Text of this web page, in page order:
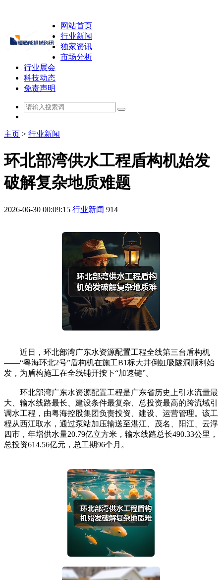
网站首页
行业新闻
独家资讯
市场分析
行业展会
科技动态
免责声明
主页 > 行业新闻
环北部湾供水工程盾构机始发
破解复杂地质难题
2026-06-30 00:09:15 行业新闻 914
近日，环北部湾广东水资源配置工程全线第三台盾构机
——“粤海环北2号”盾构机在施工B1标大井倒虹吸隧洞顺利始
发，为盾构施工在全线铺开按下“加速键”。
环北部湾广东水资源配置工程是广东省历史上引水流量最
大、输水线路最长、建设条件最复杂、总投资最高的跨流域引
调水工程，由粤海控股集团负责投资、建设、运营管理。该工
程从西江取水，通过泵站加压输送至湛江、茂名、阳江、云浮
四市，年增供水量20.79亿立方米，输水线路总长490.33公里，
总投资614.56亿元，总工期96个月。